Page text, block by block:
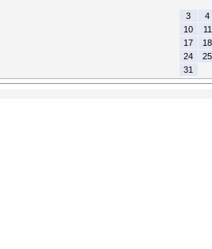
3
4
10
11
17
18
24
25
31